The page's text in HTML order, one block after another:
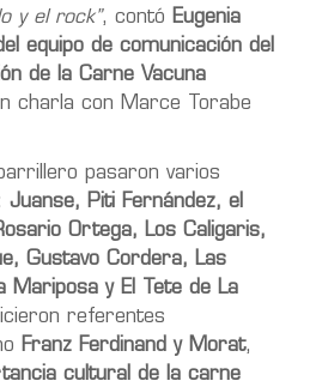
y el rock”, contó Eugenia
equipo de comunicación del
de la Carne Vacuna
charla con Marce Torabe
pasaron varios
Juanse, Piti Fernández, el
Ortega, Los Caligaris,
Gustavo Cordera, Las
Mariposa y El Tete de La
referentes
Franz Ferdinand y Morat,
cultural de la carne